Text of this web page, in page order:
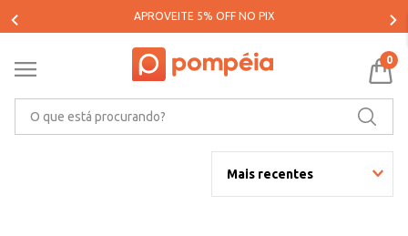
APROVEITE 5% OFF NO PIX
0
Mais recentes